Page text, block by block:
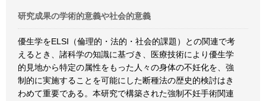
研究成果の学術的意義や社会的意義
優生学をELSI（倫理的・法的・社会的課題）との関連で考
えるとき、諸科学の知識に基づき、医療技術により優生学
的見地から特定の属性をもった人々の身体の不妊化を、強
制的に実施することを可能にした断種法の歴史的検討はき
わめて重要である。本研究で構築された強制不妊手術関連